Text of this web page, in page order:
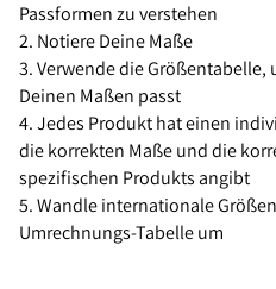
Passformen zu verstehen
2. Notiere Deine Maße
3. Verwende die Größentabelle,
Deinen Maßen passt
4. Jedes Produkt hat einen
die korrekten Maße und die
spezifischen Produkts angibt
5. Wandle internationale
Umrechnungs-Tabelle um